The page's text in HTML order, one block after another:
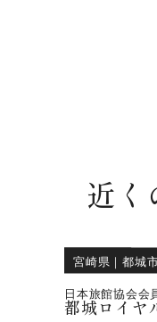
近く
宮崎県 ｜都城
日本旅館協会会
都城ロイヤ